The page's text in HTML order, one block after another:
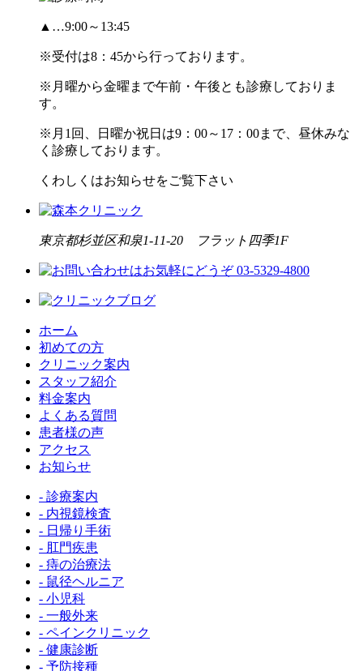
▲…9:00～13:45
※受付は8：45から行っております。
※月曜から金曜まで午前・午後とも診療しておりま
す。
※月1回、日曜か祝日は9：00～17：00まで、昼休みな
く診療しております。
くわしくはお知らせをご覧下さい
東京都杉並区和泉1-11-20 フラット四季1F
ホーム
初めての方
クリニック案内
スタッフ紹介
料金案内
よくある質問
患者様の声
アクセス
お知らせ
- 診療案内
- 内視鏡検査
- 日帰り手術
- 肛門疾患
- 痔の治療法
- 鼠径ヘルニア
- 小児科
- 一般外来
- ペインクリニック
- 健康診断
- 予防接種